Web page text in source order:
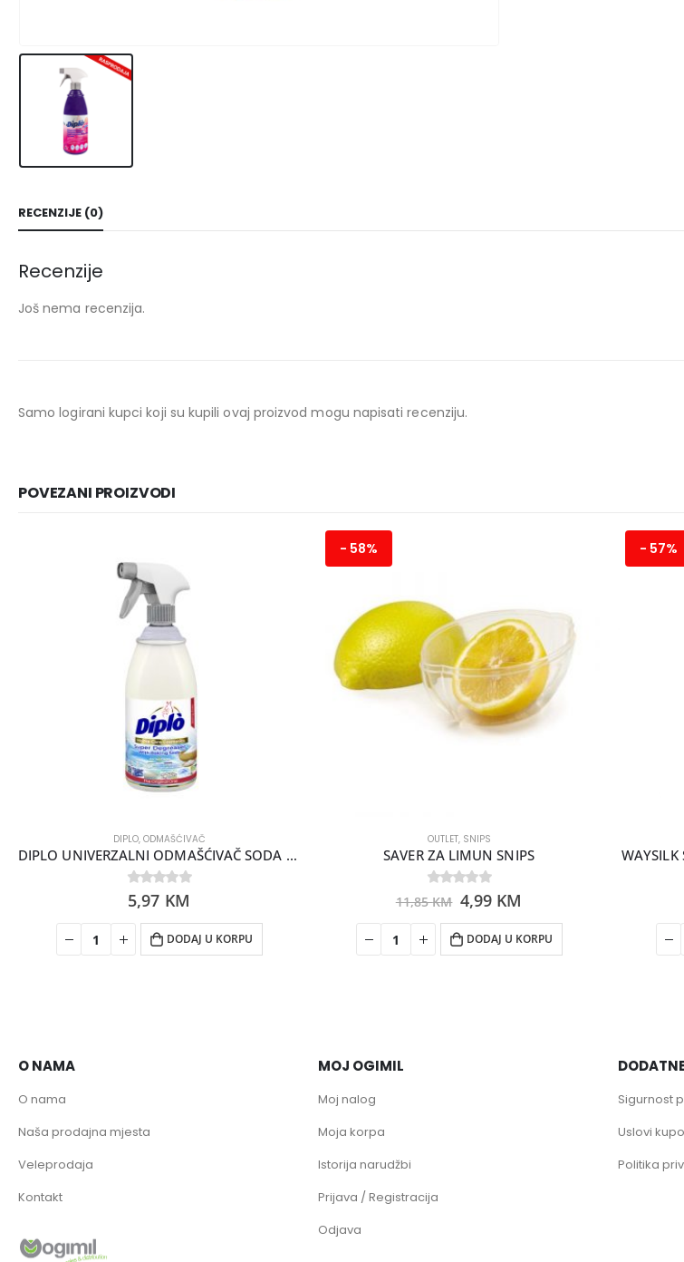
RECENZIJE (0)
Recenzije
Još nema recenzija.
Samo logirani kupci koji su kupili ovaj proizvod mogu napisati recenziju.
POVEZANI PROIZVODI
DIPLO, ODMAŠĆIVAČ
DIPLO UNIVERZALNI ODMAŠĆIVAČ SODA 700ML
0out of 5
5,97 KM
DODAJ U KORPU
- 58%
OUTLET, SNIPS
SAVER ZA LIMUN SNIPS
0out of 5
11,85KM 4,99 KM
DODAJ U KORPU
- 57%
WAYSILK
O NAMA
O nama
Naša prodajna mjesta
Veleprodaja
Kontakt
MOJ OGIMIL
Moj nalog
Moja korpa
Istorija narudžbi
Prijava / Registracija
Odjava
Sigurnost
Uslovi
Politika